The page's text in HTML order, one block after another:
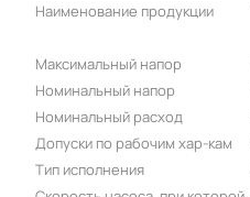
Наименование продукции
Максимальный напор
Номинальный напор
Номинальный расход
Допуски по рабочим хар-кам
Тип исполнения